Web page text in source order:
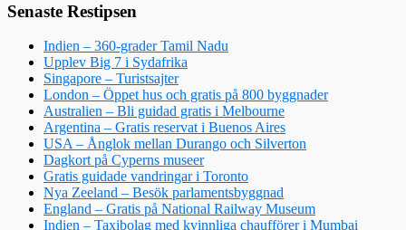
Senaste Restipsen
Indien – 360-grader Tamil Nadu
Upplev Big 7 i Sydafrika
Singapore – Turistsajter
London – Öppet hus och gratis på 800 byggnader
Australien – Bli guidad gratis i Melbourne
Argentina – Gratis reservat i Buenos Aires
USA – Ånglok mellan Durango och Silverton
Dagkort på Cyperns museer
Gratis guidade vandringar i Toronto
Nya Zeeland – Besök parlamentsbyggnad
England – Gratis på National Railway Museum
Indien – Taxibolag med kvinnliga chaufförer i Mumbai